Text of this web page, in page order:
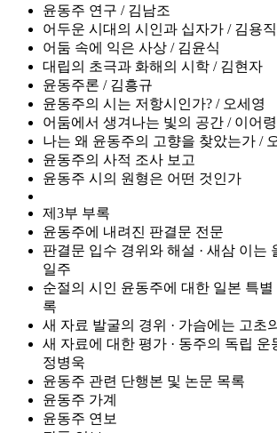
윤동주 연구 / 김남조
어두운 시대의 시인과 십자가 / 김용직
어둠 속에 익은 사상 / 김윤식
대립의 초극과 화해의 시학 / 김현자
윤동주론 / 김흥규
윤동주의 시는 저항시인가? / 오세영
어둠에서 생겨나는 빛의 공간 / 이어령
나는 왜 윤동주의 고향을 찾았는가 /
윤동주의 사적 조사 보고
윤동주 시의 원형은 어떤 것인가
제3부 부록
윤동주에 내려진 판결문 전문
판결문 입수 경위와 해설 · 새삼 이는
일주
순절의 시인 윤동주에 대한 일본 특별
록
새 자료 발굴의 경위 · 가슴에는 고초
새 자료에 대한 평가 · 동주의 독립 운
정병욱
윤동주 관련 단행본 및 논문 목록
윤동주 가계
윤동주 연보